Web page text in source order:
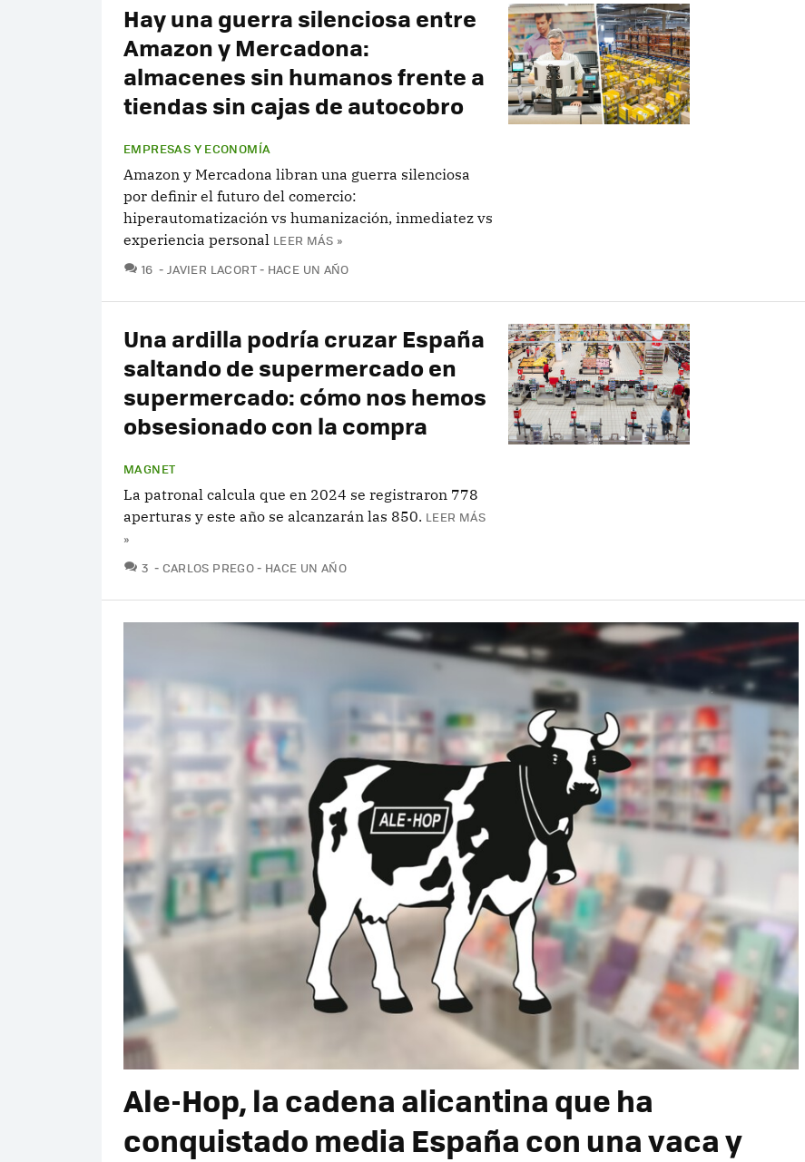
Hay una guerra silenciosa entre
Amazon y Mercadona:
almacenes sin humanos frente a
tiendas sin cajas de autocobro
EMPRESAS Y ECONOMÍA
Amazon y Mercadona libran una guerra silenciosa
por definir el futuro del comercio:
hiperautomatización vs humanización, inmediatez vs
experiencia personal LEER MÁS »
16 COMENTARIOS
JAVIER LACORT HACE UN AÑO
Una ardilla podría cruzar España
saltando de supermercado en
supermercado: cómo nos hemos
obsesionado con la compra
MAGNET
La patronal calcula que en 2024 se registraron 778
aperturas y este año se alcanzarán las 850. LEER MÁS
»
3 COMENTARIOS
CARLOS PREGO HACE UN AÑO
Ale-Hop, la cadena alicantina que ha
conquistado media España con una vaca y